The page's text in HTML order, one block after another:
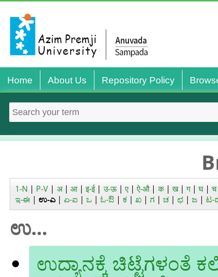
Home About Us Repository Policy
1-N | P-V | अ| आ|इ-ई|उ-ऊ|ए|ऐ-औ|क|ख|ग|घ|च
ಇ-ಈ | ಉ-ಎ | ಏ-ಐ | ಒ | ಓ-ಔ | ಕ | ಖ | ಗ | ಚ | ಛ | ಜ | ಟ-
ಉ...
ಉದ್ಯಾನಕ್ಕೆ ಚಿಟ್ಟೆಗಳಂತೆ